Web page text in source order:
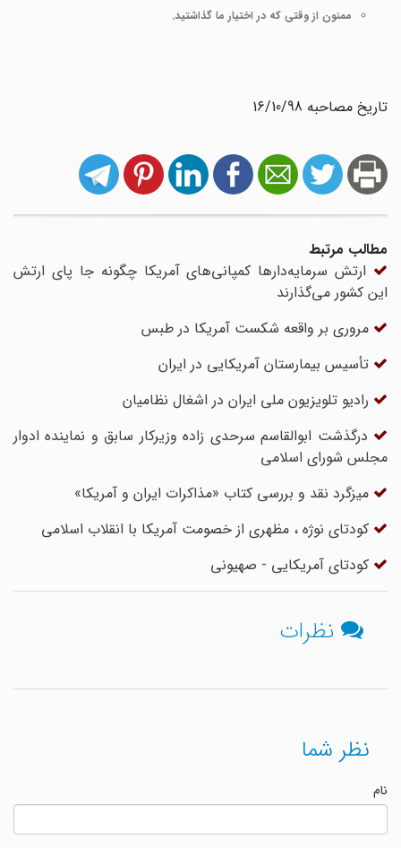
ممنون از وقتی که در اختیار ما گذاشتید.
تاریخ مصاحبه 16/10/98
مطالب مرتبط
ارتش سرمایه‌دارها کمپانی‌های آمریکا چگونه جا پای ارتش
این کشور می‌گذارند
مرورى بر واقعه شکست آمریکا در طبس
تأسیس بیمارستان آمریکایی در ایران
رادیو تلویزیون ملی ایران در اشغال نظامیان
درگذشت ابوالقاسم سرحدی زاده وزیرکار سابق و نماینده ادوار
مجلس شورای اسلامی
میزگرد نقد و بررسی کتاب «مذاکرات ایران و آمریکا»
کودتای نوژه ، مظهری از خصومت آمریکا با انقلاب اسلامی‌
کودتای آمریکایی - صهیونی
نظرات
نظر شما